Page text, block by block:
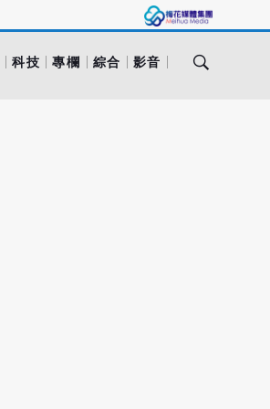
科技 專欄 綜合 影音